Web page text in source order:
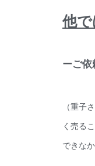
他
ーご依
（重子
く売る
できな